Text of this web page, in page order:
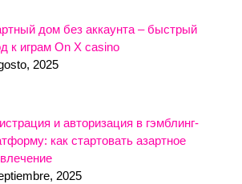
дом без аккаунта – быстрый
к играм On X casino
2025
и авторизация в гэмблинг-
как стартовать азартное
2025